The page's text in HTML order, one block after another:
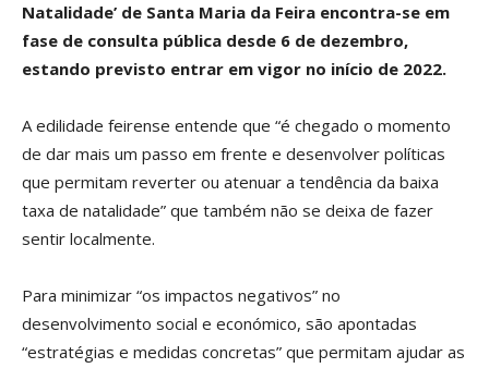
Natalidade’ de Santa Maria da Feira encontra-se em
fase de consulta pública desde 6 de dezembro,
estando previsto entrar em vigor no início de 2022.
A edilidade feirense entende que “é chegado o momento
de dar mais um passo em frente e desenvolver políticas
que permitam reverter ou atenuar a tendência da baixa
taxa de natalidade” que também não se deixa de fazer
sentir localmente.
Para minimizar “os impactos negativos” no
desenvolvimento social e económico, são apontadas
“estratégias e medidas concretas” que permitam ajudar as